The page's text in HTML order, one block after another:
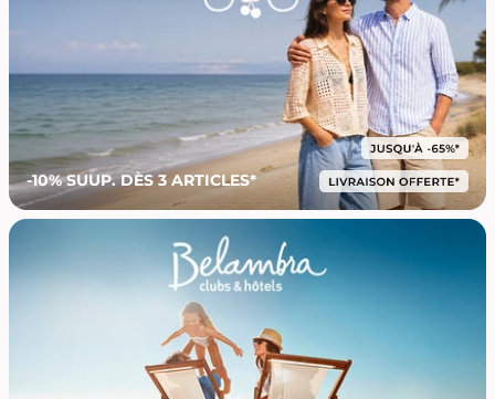
-10% SUUP. DÈS 3 ARTICLES*